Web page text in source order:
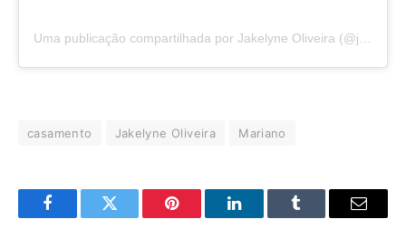
casamento Jakelyne Oliveira Mariano
FacebookTwitter Pinterest LinkedInTumblr
E-